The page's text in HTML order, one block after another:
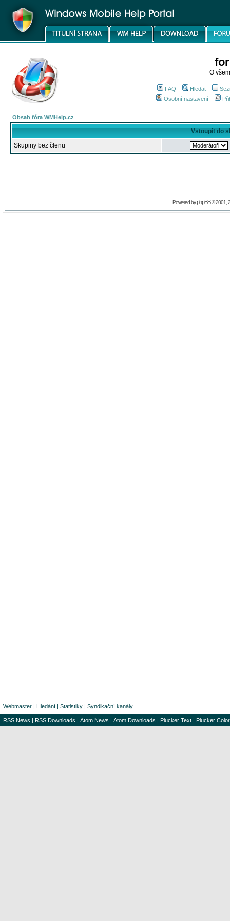
O
FAQ Hledat
Osobní nastavení
Obsah fóra WMHelp.cz
Vstoupit do
Skupiny bez členů
Powered byphpBB© 2001,
Webmaster | Hledání | Statistiky | Syndikační kanály
RSS News | RSS Downloads | Atom News | Atom Downloads | Plucker Text | Plucker Color